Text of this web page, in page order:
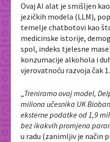
Ovaj AI alat je smišljen
jezičkih modela (LLM),
temelje chatbotovi kao
medicinske istorije,
spol, indeks tjelesne
konzumacije alkohola i
vjerovatnoću razvoja čak
„Treniramo ovaj model,
miliona učesnika UK
eksterne podatke od 1,9
bez ikakvih promjena
u radu (zanimljiv je način